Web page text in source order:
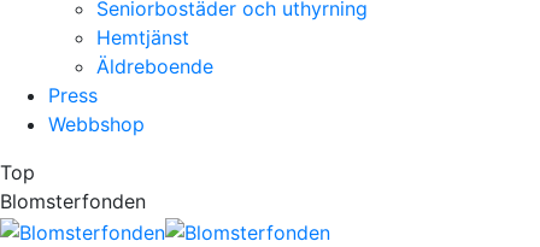
Seniorbostäder och uthyrning
Hemtjänst
Äldreboende
Press
Webbshop
Top
Blomsterfonden